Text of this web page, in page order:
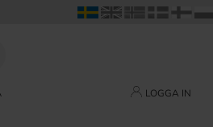
LOGGA IN